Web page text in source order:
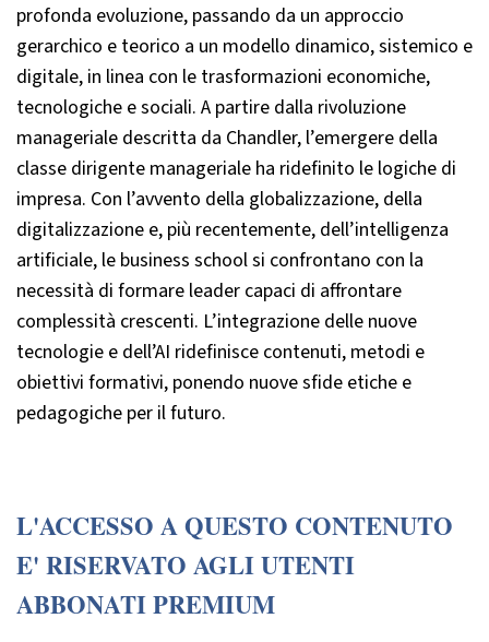
profonda evoluzione, passando da un approccio
gerarchico e teorico a un modello dinamico, sistemico e
digitale, in linea con le trasformazioni economiche,
tecnologiche e sociali. A partire dalla rivoluzione
manageriale descritta da Chandler, l’emergere della
classe dirigente manageriale ha ridefinito le logiche di
impresa. Con l’avvento della globalizzazione, della
digitalizzazione e, più recentemente, dell’intelligenza
artificiale, le business school si confrontano con la
necessità di formare leader capaci di affrontare
complessità crescenti. L’integrazione delle nuove
tecnologie e dell’AI ridefinisce contenuti, metodi e
obiettivi formativi, ponendo nuove sfide etiche e
pedagogiche per il futuro.
L'ACCESSO A QUESTO CONTENUTO
E' RISERVATO AGLI UTENTI
ABBONATI PREMIUM